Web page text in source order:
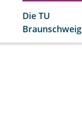
Die TU
Braunschweig